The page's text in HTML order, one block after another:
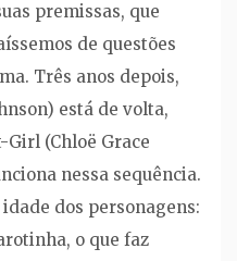
premissas, que
de questões
Três anos depois,
está de volta,
(Chloë Grace
nessa sequência.
dos personagens:
o que faz